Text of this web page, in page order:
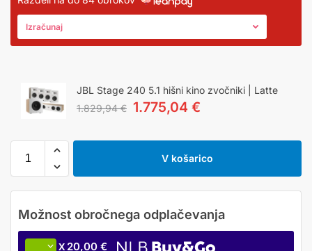
Izračunaj
JBL Stage 240 5.1 hišni kino zvočniki | Latte
1.829,94€ 1.775,04 €
V košarico
X 20,00 €